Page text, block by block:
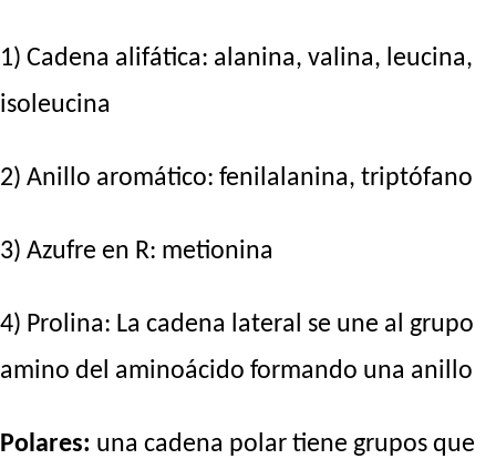
1) Cadena alifática: alanina, valina, leucina,
isoleucina
2) Anillo aromático: fenilalanina, triptófano
3) Azufre en R: metionina
4) Prolina: La cadena lateral se une al grupo
amino del aminoácido formando una anillo
Polares: una cadena polar tiene grupos que